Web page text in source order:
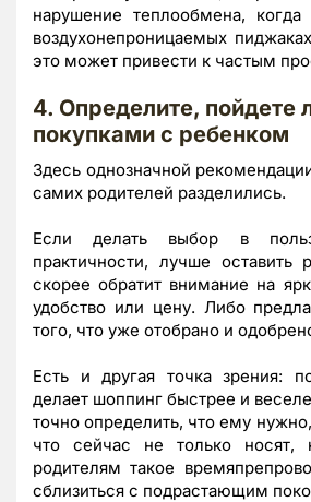
нарушение теплообмена,
воздухонепроницаемых
это может привести к частым
4. Определите, пойдете
покупками с ребенком
Здесь однозначной
самих родителей разделились.
Если делать выбор в
практичности, лучше оставить
скорее обратит внимание на
удобство или цену. Либо
того, что уже отобрано и
Есть и другая точка зрения:
делает шоппинг быстрее и
точно определить, что ему
что сейчас не только
родителям такое
сблизиться с подрастающим